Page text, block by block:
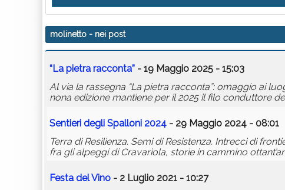
molinetto - nei post
“La pietra racconta” - 19 Maggio 2025 - 15:03
Al via la rassegna “La pietra racconta”: omaggio ai
nona edizione mantiene per il 2025 il filo conduttore
Sentieri degli Spalloni 2024 - 29 Maggio 2024 - 08:01
Terra di Resilienza. Semi di Resistenza. Intrecci di
fra gli alpeggi di Cravariola, storie in cammino
Festa del Vino - 2 Luglio 2021 - 10:27